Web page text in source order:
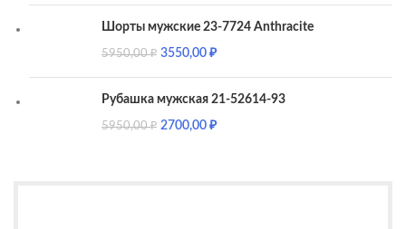
Шорты мужские 23-7724 Anthracite
5950,00₽ 3550,00₽
Рубашка мужская 21-52614-93
5950,00₽ 2700,00₽